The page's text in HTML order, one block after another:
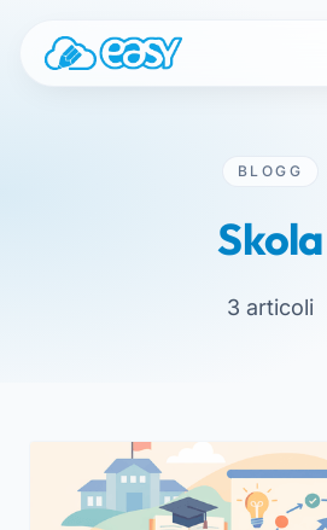
BLOGG
Skola
3 articoli